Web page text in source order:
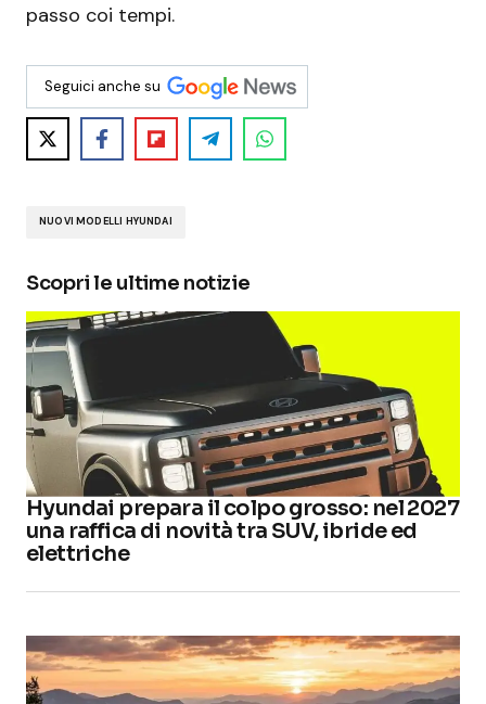
passo coi tempi.
Seguici anche su
NUOVI MODELLI HYUNDAI
Scopri le ultime notizie
Hyundai prepara il colpo grosso: nel 2027
una raffica di novità tra SUV, ibride ed
elettriche